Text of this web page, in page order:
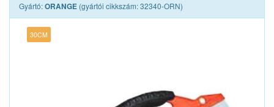
Gyártó:ORANGE (gyártói cikkszám: 32340-ORN)
30CM